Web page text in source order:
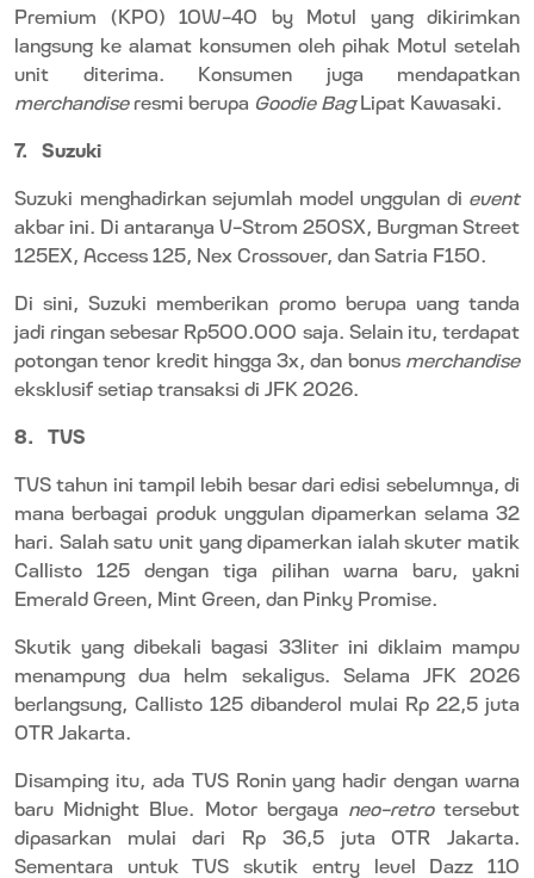
Premium (KPO) 10W-40 by Motul yang dikirimkan
langsung ke alamat konsumen oleh pihak Motul setelah
unit diterima. Konsumen juga mendapatkan
merchandiseresmi berupa Goodie BagLipat Kawasaki.
7.
Suzuki
Suzuki menghadirkan sejumlah model unggulan di event
akbar ini. Di antaranya V-Strom 250SX, Burgman Street
125EX, Access 125, Nex Crossover, dan Satria F150.
Di sini, Suzuki memberikan promo berupa uang tanda
jadi ringan sebesar Rp500.000 saja. Selain itu, terdapat
potongan tenor kredit hingga 3x, dan bonus merchandise
eksklusif setiap transaksi di JFK 2026.
8.
TVS
TVS tahun ini tampil lebih besar dari edisi sebelumnya, di
mana berbagai produk unggulan dipamerkan selama 32
hari. Salah satu unit yang dipamerkan ialah skuter matik
Callisto 125 dengan tiga pilihan warna baru, yakni
Emerald Green, Mint Green, dan Pinky Promise.
Skutik yang dibekali bagasi 33liter ini diklaim mampu
menampung dua helm sekaligus. Selama JFK 2026
berlangsung, Callisto 125 dibanderol mulai Rp 22,5 juta
OTR Jakarta.
Disamping itu, ada TVS Ronin yang hadir dengan warna
baru Midnight Blue. Motor bergaya neo-retrotersebut
dipasarkan mulai dari Rp 36,5 juta OTR Jakarta.
Sementara untuk TVS skutik entry level Dazz 110